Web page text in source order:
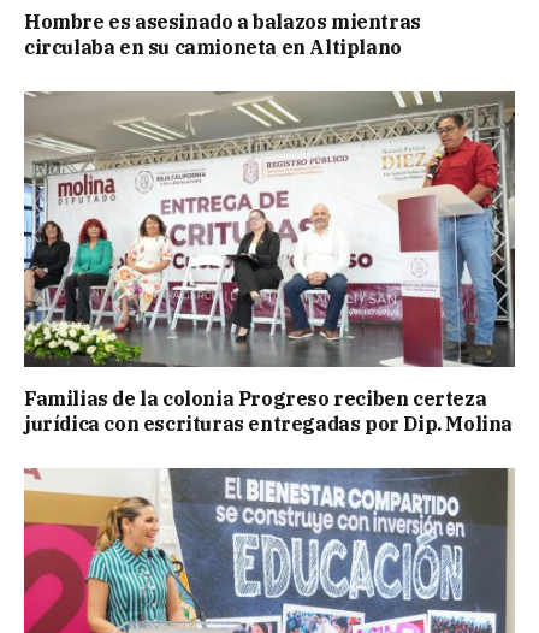
Hombre es asesinado a balazos mientras
circulaba en su camioneta en Altiplano
Familias de la colonia Progreso reciben certeza
jurídica con escrituras entregadas por Dip. Molina